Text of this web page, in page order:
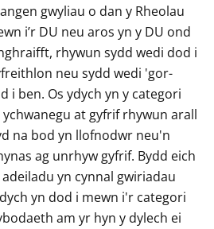
gwyliau o dan y Rheolau
i’r DU neu aros yn y DU ond
rhywun sydd wedi dod i
neu sydd wedi 'gor-
i ben. Os ydych yn y categori
at gyfrif rhywun arall
na bod yn llofnodwr neu'n
ag unrhyw gyfrif. Bydd eich
yn cynnal gwiriadau
yn dod i mewn i'r categori
am yr hyn y dylech ei